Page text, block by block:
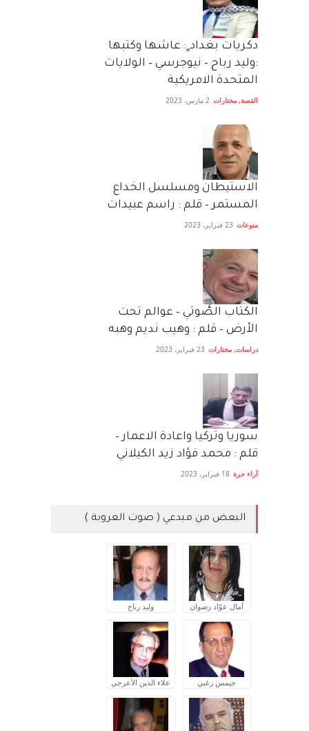
دكريات بغداد ٍ: عاشها وكتبها
:وليد رباح – نيوجرسي – الولايات
المتحدة الامريكية
القصة, مختارات 2 مارس، 2023
الاستيطان ومسلسل الخداع
المستمر – قلم : راسم عبيدات
منوعات 23 فبراير، 2023
الكتاب الصَّوتي – عوالم تحت
الأرض – قلم : وهيب نديم وهبه
دراسات, مختارات 23 فبراير، 2023
سوريا وتركيا واعادة الاعمار –
قلم : محمد فؤاد زيد الكيلاني
آراء حرة 18 فبراير، 2023
البعض من مبدعي ( صوت العروبة )
آمال عوّاد رضوان وليد رباح
جيمس زغبي علاء الدين الأعرجي